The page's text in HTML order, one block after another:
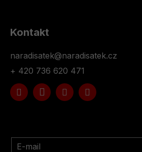
Kontakt
naradisatek@naradisatek.cz
+ 420 736 620 471
E-mail